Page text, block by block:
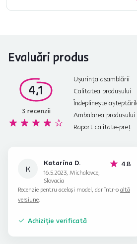
Evaluări produs
4,1
3 recenzii
Ușurința asamblării
Calitatea produsului
Îndeplinește
Ambalarea produsului
Raport calitate-preț
K
Katarína D.
16.5.2023, Michalovce,
Slovacia
4.8
Recenzie pentru același model, dar într-o altă
versiune.
Achiziție verificată